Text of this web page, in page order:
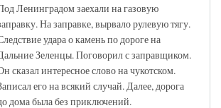
Ленинградом заехали на газовую
На заправке, вырвало рулевую тягу.
удара о камень по дороге на
Зеленцы. Поговорил с заправщиком.
сказал интересное слово на чукотском.
его на всякий случай. Далее, дорога
дома была без приключений.